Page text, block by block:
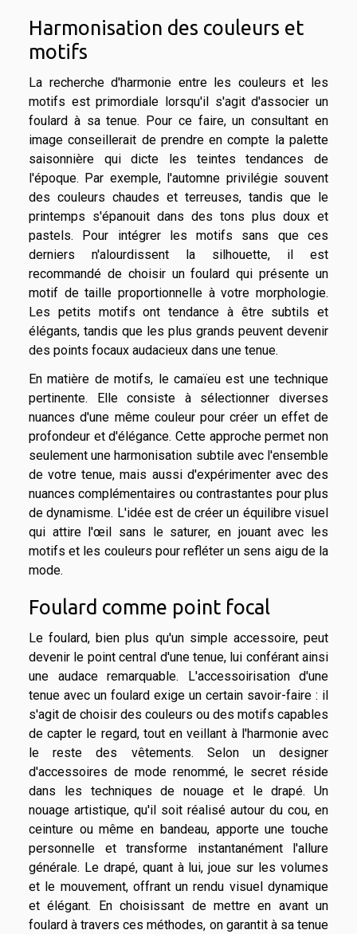
Harmonisation des couleurs et
motifs
La recherche d'harmonie entre les couleurs et les
motifs est primordiale lorsqu'il s'agit d'associer un
foulard à sa tenue. Pour ce faire, un consultant en
image conseillerait de prendre en compte la palette
saisonnière qui dicte les teintes tendances de
l'époque. Par exemple, l'automne privilégie souvent
des couleurs chaudes et terreuses, tandis que le
printemps s'épanouit dans des tons plus doux et
pastels. Pour intégrer les motifs sans que ces
derniers n'alourdissent la silhouette, il est
recommandé de choisir un foulard qui présente un
motif de taille proportionnelle à votre morphologie.
Les petits motifs ont tendance à être subtils et
élégants, tandis que les plus grands peuvent devenir
des points focaux audacieux dans une tenue.
En matière de motifs, le camaïeu est une technique
pertinente. Elle consiste à sélectionner diverses
nuances d'une même couleur pour créer un effet de
profondeur et d'élégance. Cette approche permet non
seulement une harmonisation subtile avec l'ensemble
de votre tenue, mais aussi d'expérimenter avec des
nuances complémentaires ou contrastantes pour plus
de dynamisme. L'idée est de créer un équilibre visuel
qui attire l'œil sans le saturer, en jouant avec les
motifs et les couleurs pour refléter un sens aigu de la
mode.
Foulard comme point focal
Le foulard, bien plus qu'un simple accessoire, peut
devenir le point central d'une tenue, lui conférant ainsi
une audace remarquable. L'accessoirisation d'une
tenue avec un foulard exige un certain savoir-faire : il
s'agit de choisir des couleurs ou des motifs capables
de capter le regard, tout en veillant à l'harmonie avec
le reste des vêtements. Selon un designer
d'accessoires de mode renommé, le secret réside
dans les techniques de nouage et le drapé. Un
nouage artistique, qu'il soit réalisé autour du cou, en
ceinture ou même en bandeau, apporte une touche
personnelle et transforme instantanément l'allure
générale. Le drapé, quant à lui, joue sur les volumes
et le mouvement, offrant un rendu visuel dynamique
et élégant. En choisissant de mettre en avant un
foulard à travers ces méthodes, on garantit à sa tenue